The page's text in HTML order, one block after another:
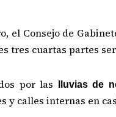
el Consejo de
tres cuartas partes
por las lluvias de
y calles internas en